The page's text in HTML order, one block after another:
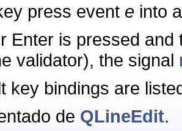
press event e into
Enter is pressed
validator), the signal
key bindings are
de QLineEdit.